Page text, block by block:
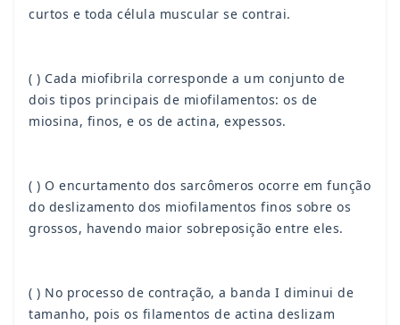
curtos e toda célula muscular se contrai.
( ) Cada miofibrila corresponde a um conjunto de
dois tipos principais de miofilamentos: os de
miosina, finos, e os de actina, expessos.
( ) O encurtamento dos sarcômeros ocorre em função
do deslizamento dos miofilamentos finos sobre os
grossos, havendo maior sobreposição entre eles.
( ) No processo de contração, a banda I diminui de
tamanho, pois os filamentos de actina deslizam